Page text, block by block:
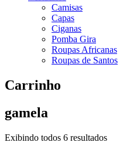
Camisas
Capas
Ciganas
Pomba Gira
Roupas Africanas
Roupas de Santos
Carrinho
gamela
Exibindo todos 6 resultados